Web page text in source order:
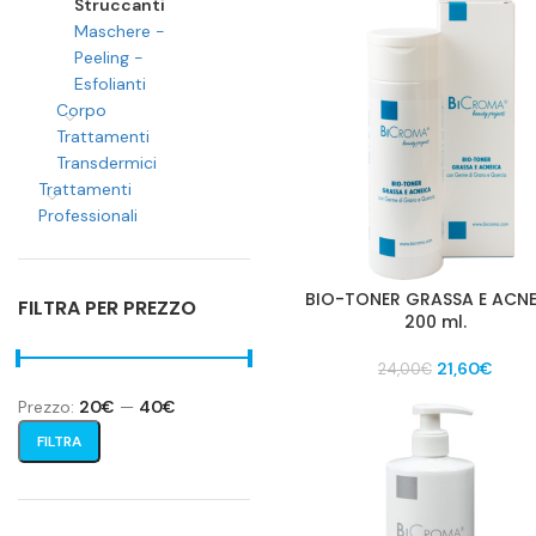
Struccanti
Maschere -
Peeling -
Esfolianti
Corpo
Trattamenti
Transdermici
Trattamenti
Professionali
FILTRA PER PREZZO
Prezzo
Min
Prezzo
Max
FILTRA
Prezzo: 20€ — 40€
originale
era:
attuale
BIO-TONER GRASSA E
200 ml.
24,00€ Il
originale
era:
24,00€.
21,60€